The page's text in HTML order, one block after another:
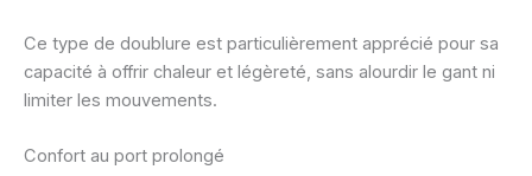
Ce type de doublure est particulièrement apprécié pour sa
capacité à offrir chaleur et légèreté, sans alourdir le gant ni
limiter les mouvements.
Confort au port prolongé